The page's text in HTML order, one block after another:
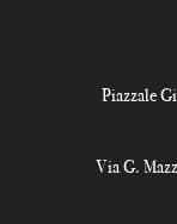
Piazzale
Via G.